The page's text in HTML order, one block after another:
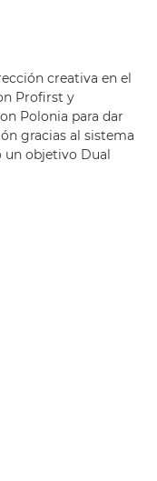
creativa en el
Profirst y
Polonia para dar
gracias al sistema
un objetivo Dual